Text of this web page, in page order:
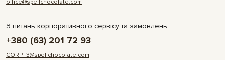
office@spellchocolate.com
З питань корпоративного сервісу та замовлень:
+380 (63) 201 72 93
CORP_3@spellchocolate.com